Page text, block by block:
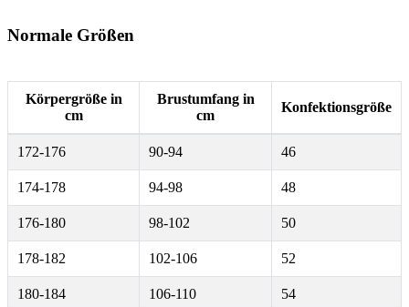
Normale Größen
Körpergröße in
cm
Brustumfang in
cm
Konfektionsgröße
172-176 90-94 46
174-178 94-98 48
176-180 98-102 50
178-182 102-106 52
180-184 106-110 54